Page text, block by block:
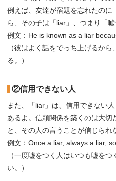
例えば、友達が宿題を忘れたのに
ら、その子は「liar」、つまり「嘘
例文：He is known as a liar
（彼はよく話をでっち上げるか
る。）
②信用できない人
また、「liar」は、信用できない
あるよ。信頼関係を築くのは大切
と、その人の言うことが信じられ
例文：Once a liar, always a liar,
（一度嘘をつく人はいつも嘘を
い。）